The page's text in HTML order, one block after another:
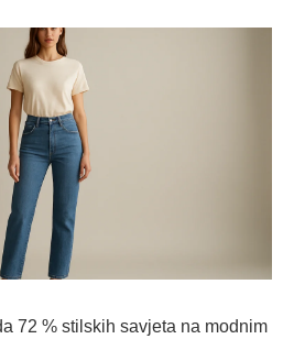
72 % stilskih savjeta na modnim